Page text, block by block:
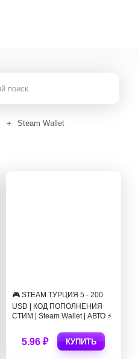
Steam Wallet
🎮 STEAM ТУРЦИЯ 5 - 200
USD | КОД ПОПОЛНЕНИЯ
СТИМ | Steam Wallet | АВТО ⚡
5.96 ₽ КУПИТЬ